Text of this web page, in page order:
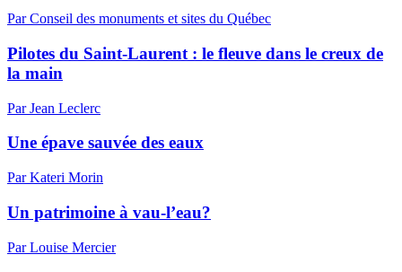
Par Conseil des monuments et sites du Québec
Pilotes du Saint-Laurent : le fleuve dans le creux de
la main
Par Jean Leclerc
Une épave sauvée des eaux
Par Kateri Morin
Un patrimoine à vau-l’eau?
Par Louise Mercier